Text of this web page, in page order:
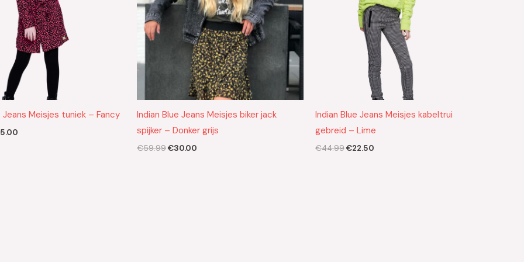
Jeans Meisjes tuniek – Fancy
Indian Blue Jeans Meisjes biker jack
spijker – Donker grijs
€59.99€30.00
Indian Blue Jeans Meisjes kabeltrui
gebreid – Lime
€44.99€22.50